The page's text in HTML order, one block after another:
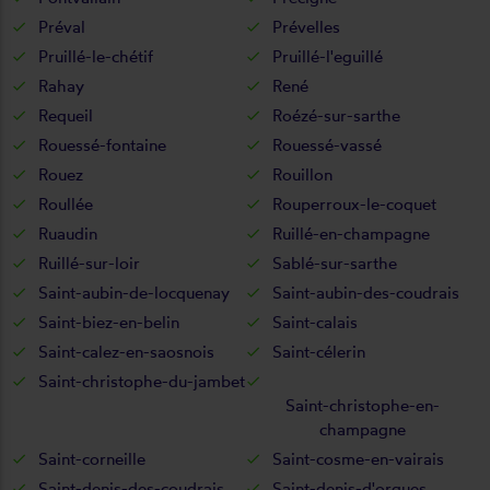
Préval
Prévelles
Pruillé-le-chétif
Pruillé-l'eguillé
Rahay
René
Requeil
Roézé-sur-sarthe
Rouessé-fontaine
Rouessé-vassé
Rouez
Rouillon
Roullée
Rouperroux-le-coquet
Ruaudin
Ruillé-en-champagne
Ruillé-sur-loir
Sablé-sur-sarthe
Saint-aubin-de-locquenay
Saint-aubin-des-coudrais
Saint-biez-en-belin
Saint-calais
Saint-calez-en-saosnois
Saint-célerin
Saint-christophe-du-jambet
Saint-christophe-en-
champagne
Saint-corneille
Saint-cosme-en-vairais